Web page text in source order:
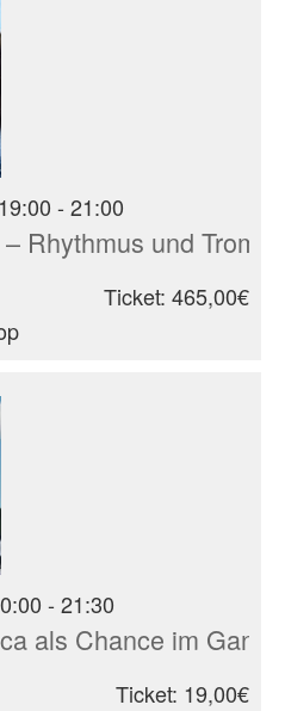
- 21:00
– Rhythmus und
Ticket: 465,00€
- 21:30
als Chance im
Ticket: 19,00€